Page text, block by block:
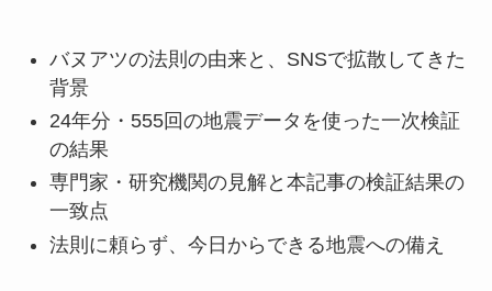
バヌアツの法則の由来と、SNSで拡散してきた
背景
24年分・555回の地震データを使った一次検証
の結果
専門家・研究機関の見解と本記事の検証結果の
一致点
法則に頼らず、今日からできる地震への備え